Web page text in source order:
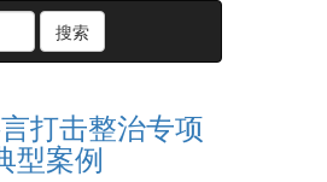
搜索
打击整治专项
型案例